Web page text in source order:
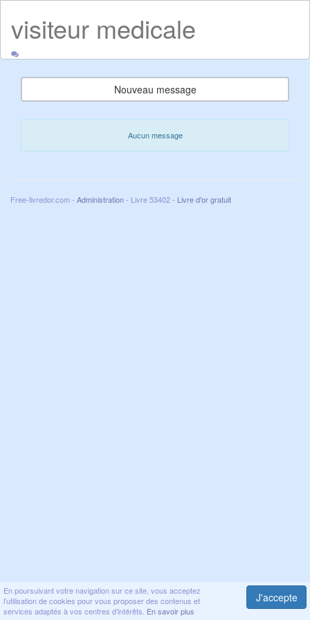
En poursuivant votre navigation sur ce site, vous acceptez
l’utilisation de cookies pour vous proposer des contenus et
services adaptés à vos centres d’intérêts. En savoir plus
J'accepte
visiteur medicale
Nouveau message
Aucun message
Free-livredor.com - Administration- Livre 53402 - Livre d'or gratuit